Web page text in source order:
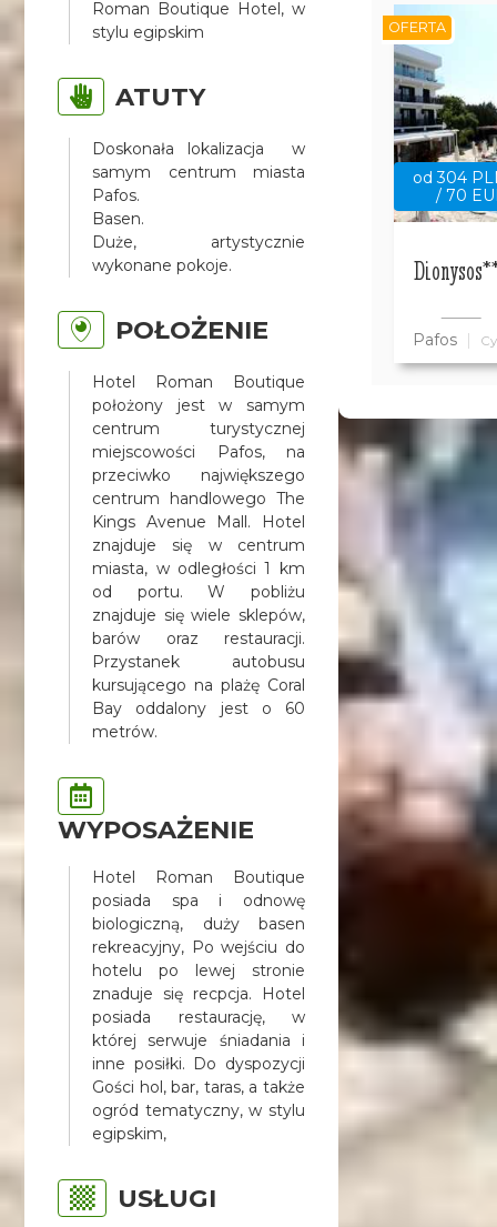
Roman Boutique Hotel, w
stylu egipskim
ATUTY
Doskonała lokalizacja w
samym centrum miasta
Pafos.
Basen.
Duże, artystycznie
wykonane pokoje.
POŁOŻENIE
Hotel Roman Boutique
położony jest w samym
centrum turystycznej
miejscowości Pafos, na
przeciwko największego
centrum handlowego The
Kings Avenue Mall. Hotel
znajduje się w centrum
miasta, w odległości 1 km
od portu. W pobliżu
znajduje się wiele sklepów,
barów oraz restauracji.
Przystanek autobusu
kursującego na plażę Coral
Bay oddalony jest o 60
metrów.
WYPOSAŻENIE
Hotel Roman Boutique
posiada spa i odnowę
biologiczną, duży basen
rekreacyjny, Po wejściu do
hotelu po lewej stronie
znaduje się recpcja. Hotel
posiada restaurację, w
której serwuje śniadania i
inne posiłki. Do dyspozycji
Gości hol, bar, taras, a także
ogród tematyczny, w stylu
egipskim,
USŁUGI
od 304
/ 70
Pafos
OFERTA